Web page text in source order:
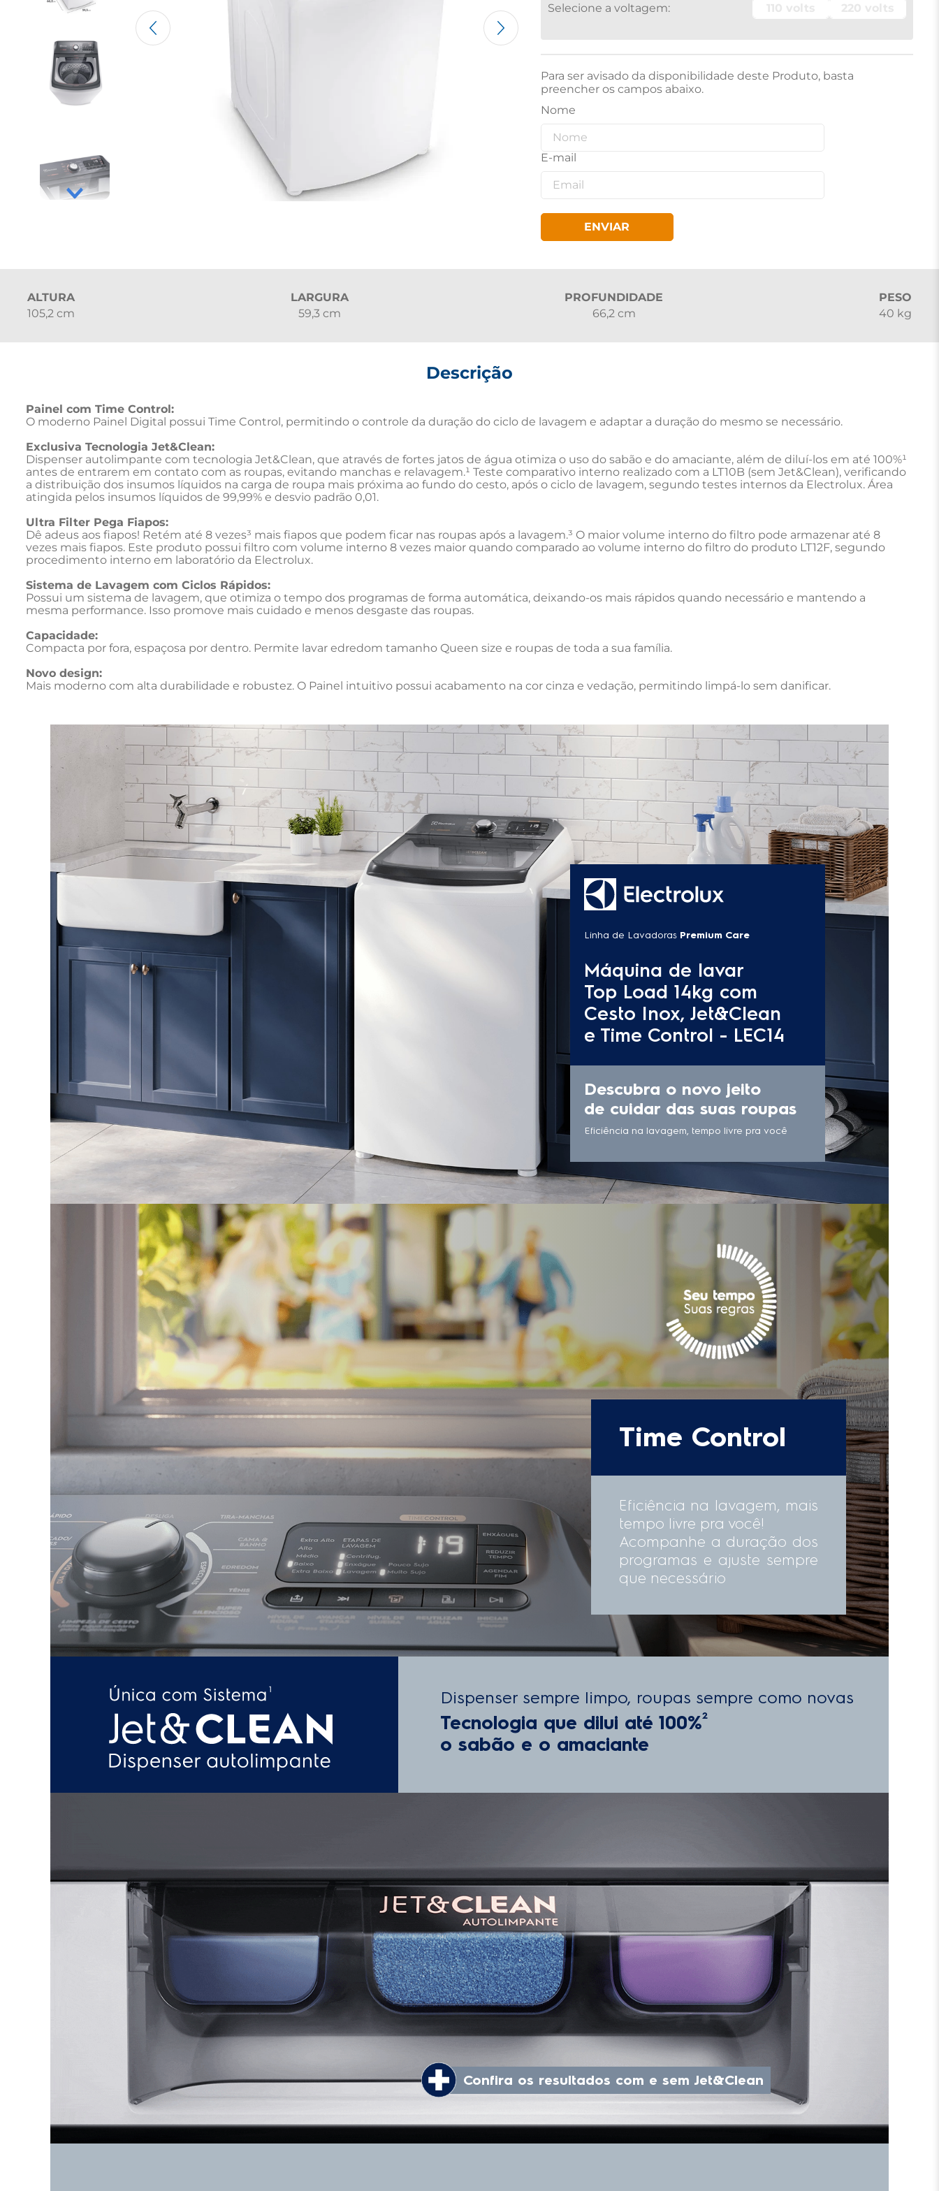
Para ser avisado da disponibilidade deste Produto, basta
preencher os campos abaixo.
ENVIAR
ALTURA
105,2 cm
LARGURA
59,3 cm
PROFUNDIDADE
66,2 cm
PESO
40 kg
Descrição
Painel com Time Control:
O moderno Painel Digital possui Time Control, permitindo o controle da duração do ciclo de lavagem e adaptar a duração do mesmo se necessário.
Exclusiva Tecnologia Jet&Clean:
Dispenser autolimpante com tecnologia Jet&Clean, que através de fortes jatos de água otimiza o uso do sabão e do amaciante, além de diluí-los em até 100%¹
antes de entrarem em contato com as roupas, evitando manchas e relavagem.¹ Teste comparativo interno realizado com a LT10B (sem Jet&Clean), verificando
a distribuição dos insumos líquidos na carga de roupa mais próxima ao fundo do cesto, após o ciclo de lavagem, segundo testes internos da Electrolux. Área
atingida pelos insumos líquidos de 99,99% e desvio padrão 0,01.
Ultra Filter Pega Fiapos:
Dê adeus aos fiapos! Retém até 8 vezes³ mais fiapos que podem ficar nas roupas após a lavagem.³ O maior volume interno do filtro pode armazenar até 8
vezes mais fiapos. Este produto possui filtro com volume interno 8 vezes maior quando comparado ao volume interno do filtro do produto LT12F, segundo
procedimento interno em laboratório da Electrolux.
Sistema de Lavagem com Ciclos Rápidos:
Possui um sistema de lavagem, que otimiza o tempo dos programas de forma automática, deixando-os mais rápidos quando necessário e mantendo a
mesma performance. Isso promove mais cuidado e menos desgaste das roupas.
Capacidade:
Compacta por fora, espaçosa por dentro. Permite lavar edredom tamanho Queen size e roupas de toda a sua família.
Novo design:
Mais moderno com alta durabilidade e robustez. O Painel intuitivo possui acabamento na cor cinza e vedação, permitindo limpá-lo sem danificar.